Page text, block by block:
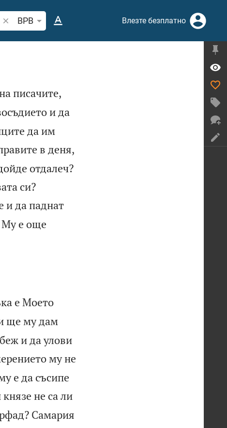
Търсете стих или дума в Библията
BPB Влезте безплатно
писачите,
и да
да им
в деня,
отдалеч?
си?
и да паднат
Му е още
е Моето
ще му дам
и да улови
му не
е да съсипе
не са ли
Самария